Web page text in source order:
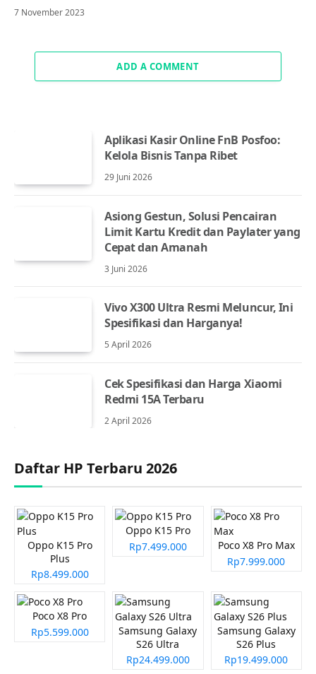
7 November 2023
ADD A COMMENT
Aplikasi Kasir Online FnB Posfoo:
Kelola Bisnis Tanpa Ribet
29 Juni 2026
Asiong Gestun, Solusi Pencairan
Limit Kartu Kredit dan Paylater yang
Cepat dan Amanah
3 Juni 2026
Vivo X300 Ultra Resmi Meluncur, Ini
Spesifikasi dan Harganya!
5 April 2026
Cek Spesifikasi dan Harga Xiaomi
Redmi 15A Terbaru
2 April 2026
Daftar HP Terbaru 2026
Oppo K15 Pro
Plus
Rp8.499.000
Oppo K15 Pro
Rp7.499.000
Poco X8 Pro Max
Rp7.999.000
Poco X8 Pro
Rp5.599.000
Samsung Galaxy
S26 Ultra
Rp24.499.000
Samsung Galaxy
S26 Plus
Rp19.499.000